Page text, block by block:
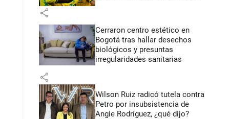
share
Cerraron centro estético en
Bogotá tras hallar desechos
biológicos y presuntas
irregularidades sanitarias
share
Wilson Ruiz radicó tutela contra
Petro por insubsistencia de
Angie Rodríguez, ¿qué dijo?